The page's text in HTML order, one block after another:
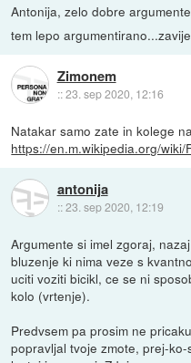
Antonija, zelo dobre
tem lepo
Zimonem
::23. sep 2020, 12:16
Natakar samo zate in kolege
https://en.m.wikipedia.org/wiki/
antonija
::23. sep 2020, 12:19
Argumente si imel zgoraj,
bluzenje ki nima veze s
uciti voziti bicikl, ce se ni
kolo (vrtenje).
Predvsem pa prosim ne
popravljal tvoje zmote, prej-